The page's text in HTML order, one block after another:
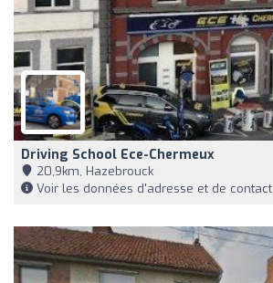
Driving School Ece-Chermeux
20,9km, Hazebrouck
Voir les données d'adresse et de contact